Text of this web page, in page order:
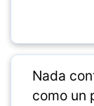
Nada
como un